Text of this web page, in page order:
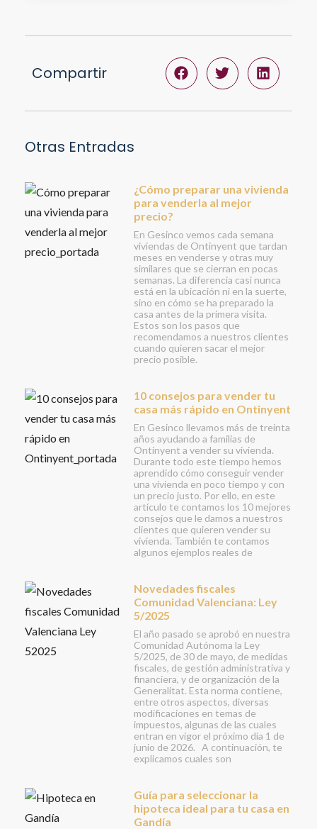
Compartir
Otras Entradas
¿Cómo preparar una vivienda
para venderla al mejor
precio?
En Gesinco vemos cada semana
viviendas de Ontinyent que tardan
meses en venderse y otras muy
similares que se cierran en pocas
semanas. La diferencia casi nunca
está en la ubicación ni en la suerte,
sino en cómo se ha preparado la
casa antes de la primera visita.
Estos son los pasos que
recomendamos a nuestros clientes
cuando quieren sacar el mejor
precio posible.
10 consejos para vender tu
casa más rápido en Ontinyent
En Gesinco llevamos más de treinta
años ayudando a familias de
Ontinyent a vender su vivienda.
Durante todo este tiempo hemos
aprendido cómo conseguir vender
una vivienda en poco tiempo y con
un precio justo. Por ello, en este
artículo te contamos los 10 mejores
consejos que le damos a nuestros
clientes que quieren vender su
vivienda. También te contamos
algunos ejemplos reales de
Novedades fiscales
Comunidad Valenciana: Ley
5/2025
El año pasado se aprobó en nuestra
Comunidad Autónoma la Ley
5/2025, de 30 de mayo, de medidas
fiscales, de gestión administrativa y
financiera, y de organización de la
Generalitat. Esta norma contiene,
entre otros aspectos, diversas
modificaciones en temas de
impuestos, algunas de las cuales
entran en vigor el próximo día 1 de
junio de 2026. A continuación, te
explicamos cuales son
Guía para seleccionar la
hipoteca ideal para tu casa en
Gandía